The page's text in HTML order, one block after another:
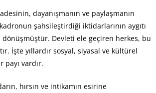
dayanışmanın ve paylaşmanın
şahsileştirdiği iktidarlarının aygıtı
dönüşmüştür. Devleti ele geçiren herkes, bu
İşte yıllardır sosyal, siyasal ve kültürel
vardır.
hırsın ve intikamın esirine